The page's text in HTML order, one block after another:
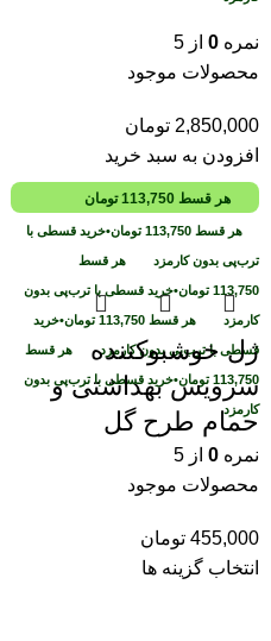
نمره 0 از 5
محصولات موجود
2,850,000 تومان
افزودن به سبد خرید
هر قسط 113,750 تومان
هر قسط 113,750 تومان•خرید قسطی با
ترب‌پی بدون کارمزد هر قسط
113,750 تومان•خرید قسطی با ترب‌پی بدون
کارمزد هر قسط 113,750 تومان•خرید
قسطی با ترب‌پی بدون کارمزد هر قسط
113,750 تومان•خرید قسطی با ترب‌پی بدون
کارمزد
ژل خوشبوکننده
سرویس بهداشتی و
حمام طرح گل
نمره 0 از 5
محصولات موجود
455,000 تومان
انتخاب گزینه ها